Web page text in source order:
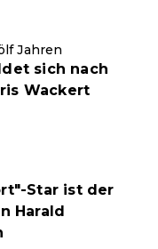
Jahren
sich nach
Wackert
Star ist der
Harald